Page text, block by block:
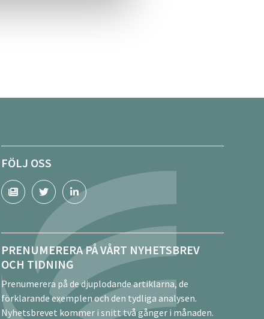
FÖLJ OSS
PRENUMERERA PÅ VÅRT NYHETSBREV
OCH TIDNING
Prenumerera på de djuplodande artiklarna, de
förklarande exemplen och den tydliga analysen.
Nyhetsbrevet kommer i snitt två gånger i månaden.